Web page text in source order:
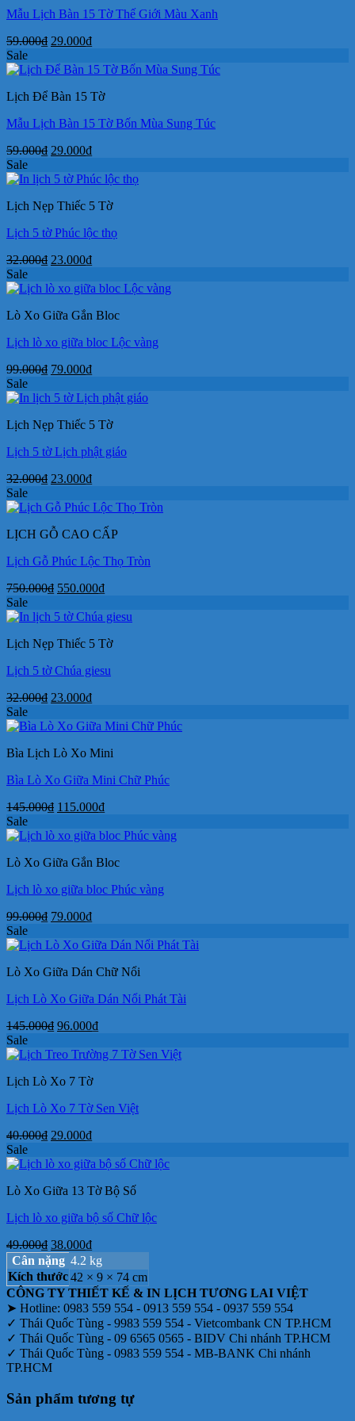
Mẫu Lịch Bàn 15 Tờ Thế Giới Màu Xanh
59.000₫ Giá
là:
29.000₫Giá
tại
29.000₫.
Sale
Lịch Để Bàn 15 Tờ
Mẫu Lịch Bàn 15 Tờ Bốn Mùa Sung Túc
59.000₫ Giá
là:
29.000₫Giá
tại
29.000₫.
Sale
Lịch Nẹp Thiếc 5 Tờ
Lịch 5 tờ Phúc lộc thọ
32.000₫ Giá
là:
23.000₫Giá
tại
23.000₫.
Sale
Lò Xo Giữa Gắn Bloc
Lịch lò xo giữa bloc Lộc vàng
99.000₫ Giá
là:
79.000₫Giá
tại
79.000₫.
Sale
Lịch Nẹp Thiếc 5 Tờ
Lịch 5 tờ Lịch phật giáo
32.000₫ Giá
là:
23.000₫Giá
tại
23.000₫.
Sale
LỊCH GỖ CAO CẤP
Lịch Gỗ Phúc Lộc Thọ Tròn
750.000₫ Giá
là:
550.000₫Giá
tại
550.000₫.
Sale
Lịch Nẹp Thiếc 5 Tờ
Lịch 5 tờ Chúa giesu
32.000₫ Giá
là:
23.000₫Giá
tại
23.000₫.
Sale
Bìa Lịch Lò Xo Mini
Bìa Lò Xo Giữa Mini Chữ Phúc
145.000₫ Giá
là:
115.000₫Giá
tại
115.000₫.
Sale
Lò Xo Giữa Gắn Bloc
Lịch lò xo giữa bloc Phúc vàng
99.000₫ Giá
là:
79.000₫Giá
tại
79.000₫.
Sale
Lò Xo Giữa Dán Chữ Nổi
Lịch Lò Xo Giữa Dán Nổi Phát Tài
145.000₫ Giá
là:
96.000₫Giá
tại
Sale
Lịch Lò Xo 7 Tờ
Lịch Lò Xo 7 Tờ Sen Việt
40.000₫ Giá
là:
29.000₫Giá
tại
29.000₫.
Sale
Lò Xo Giữa 13 Tờ Bộ Số
Lịch lò xo giữa bộ số Chữ lộc
49.000₫ Giá
gốc
là:
49.000₫.
38.000₫Giá
hiện
tại
là:
38.000₫.
Cân nặng 4.2 kg
Kích thước42 × 9 × 74 cm
CÔNG TY THIẾT KẾ & IN LỊCH TƯƠNG LAI VIỆT
➤ Hotline: 0983 559 554 - 0913 559 554 - 0937 559 554
✓ Thái Quốc Tùng - 9983 559 554 - Vietcombank CN TP.HCM
✓ Thái Quốc Tùng - 09 6565 0565 - BIDV Chi nhánh TP.HCM
✓ Thái Quốc Tùng - 0983 559 554 - MB-BANK Chi nhánh
TP.HCM
Sản phẩm tương tự